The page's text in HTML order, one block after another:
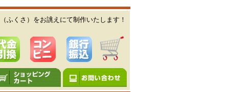
ふくさ）をお誂えにて制作いたします！